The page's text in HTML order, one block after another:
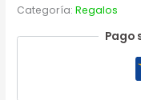
Categoría:Regalos
Pago